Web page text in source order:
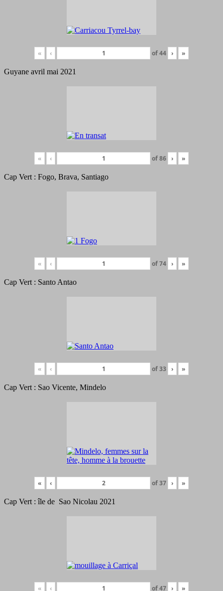
« ‹ of44 › »
Guyane avril mai 2021
« ‹ of86 › »
Cap Vert : Fogo, Brava, Santiago
« ‹ of74 › »
Cap Vert : Santo Antao
« ‹ of33 › »
Cap Vert : Sao Vicente, Mindelo
« ‹ of37 › »
Cap Vert : île de Sao Nicolau 2021
« ‹ of47 › »